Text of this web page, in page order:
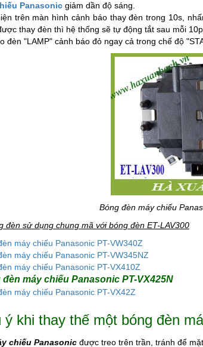
Panasonic giảm dần độ sáng.
trên màn hình cảnh báo thay đèn trong 10s,
thay đèn thì hệ thống sẽ tự động tắt sau mỗi
đèn "LAMP" cảnh báo đỏ ngay cả trong chế độ
Bóng đèn máy chiếu
đèn sử dụng chung mã với bóng đèn ET-LAV300
máy chiếu Panasonic PT-VW340Z
máy chiếu Panasonic PT-VW345NZ
máy chiếu Panasonic PT-VX410Z
máy chiếu Panasonic PT-VX425N
máy chiếu Panasonic PT-VX42Z
ý khi thay thế một bóng đèn
chiếu Panasonic được treo trên trần, tránh để